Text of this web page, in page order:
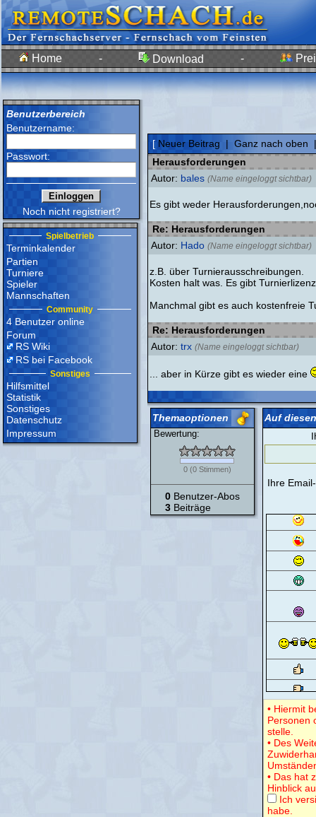
Home - Download -
Benutzerbereich
Benutzername:
Passwort:
Noch nicht registriert?
Spielbetrieb
Terminkalender
Partien
Turniere
Spieler
Mannschaften
Community
4 Benutzer online
Forum
RS Wiki
RS bei Facebook
Sonstiges
Hilfsmittel
Statistik
Sonstiges
Datenschutz
Impressum
[ Neuer Beitrag | Ganz nach oben
Herausforderungen
Autor: bales (Name eingeloggt sichtbar)
Es gibt weder
Re: Herausforderungen
Autor: Hado (Name eingeloggt sichtbar)
z.B. über Turnierausschreibungen.
Kosten halt was. Es gibt
Manchmal gibt es auch kostenfreie
Re: Herausforderungen
Autor: trx (Name eingeloggt sichtbar)
... aber in Kürze gibt es wieder eine
Themaoptionen
Bewertung:
0 (0 Stimmen)
0 Benutzer-Abos
3 Beiträge
Auf
Ihre
• Hiermit
Personen
stelle.
• Des
• Das hat
Hinblick
Ich
habe.